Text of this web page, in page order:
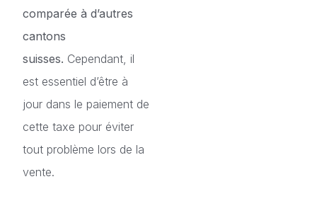
comparée à d’autres
cantons
suisses. Cependant, il
est essentiel d’être à
jour dans le paiement de
cette taxe pour éviter
tout problème lors de la
vente.